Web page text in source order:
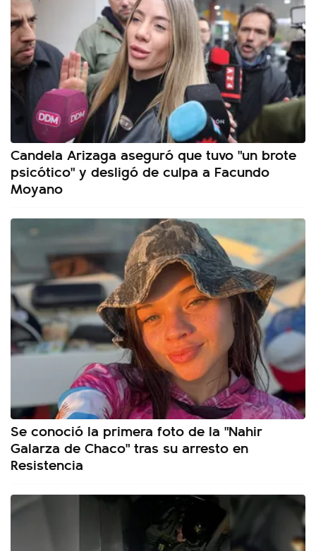
Candela Arizaga aseguró que tuvo "un brote
psicótico" y desligó de culpa a Facundo
Moyano
Se conoció la primera foto de la "Nahir
Galarza de Chaco" tras su arresto en
Resistencia